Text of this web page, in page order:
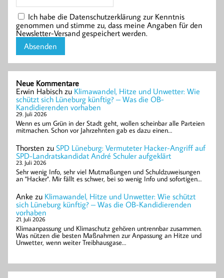
Ich habe die Datenschutzerklärung zur Kenntnis
genommen und stimme zu, dass meine Angaben für den
Newsletter-Versand gespeichert werden.
Neue Kommentare
Erwin Habisch zu Klimawandel, Hitze und Unwetter: Wie
schützt sich Lüneburg künftig? – Was die OB-
Kandidierenden vorhaben
29. Juli 2026
Wenn es um Grün in der Stadt geht, wollen scheinbar alle Parteien
mitmachen. Schon vor Jahrzehnten gab es dazu einen…
Thorsten zu SPD Lüneburg: Vermuteter Hacker-Angriff auf
SPD-Landratskandidat André Schuler aufgeklärt
23. Juli 2026
Sehr wenig Info, sehr viel Mutmaßungen und Schuldzuweisungen
an "Hacker". Mir fällt es schwer, bei so wenig Info und sofortigen…
Anke zu Klimawandel, Hitze und Unwetter: Wie schützt
sich Lüneburg künftig? – Was die OB-Kandidierenden
vorhaben
21. Juli 2026
Klimaanpassung und Klimaschutz gehören untrennbar zusammen.
Was nützen die besten Maßnahmen zur Anpassung an Hitze und
Unwetter, wenn weiter Treibhausgase…